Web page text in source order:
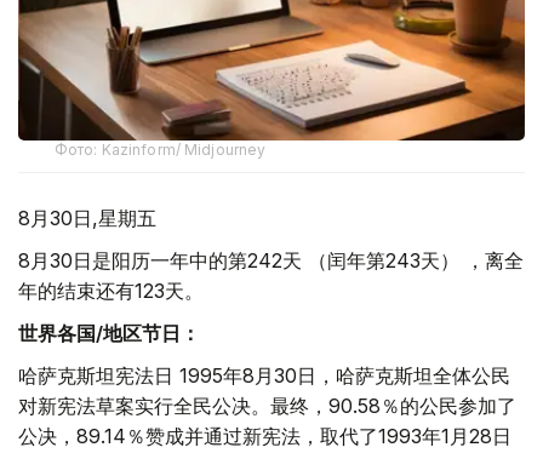
Фото: Kazinform/ Midjourney
8月30日,星期五
8月30日是阳历一年中的第242天 （闰年第243天） ，离全
年的结束还有123天。
世界各国/地区节日：
哈萨克斯坦宪法日 1995年8月30日，哈萨克斯坦全体公民
对新宪法草案实行全民公决。最终，90.58％的公民参加了
公决，89.14％赞成并通过新宪法，取代了1993年1月28日